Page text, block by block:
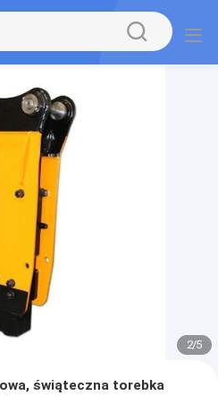
2/5
świąteczna torebka